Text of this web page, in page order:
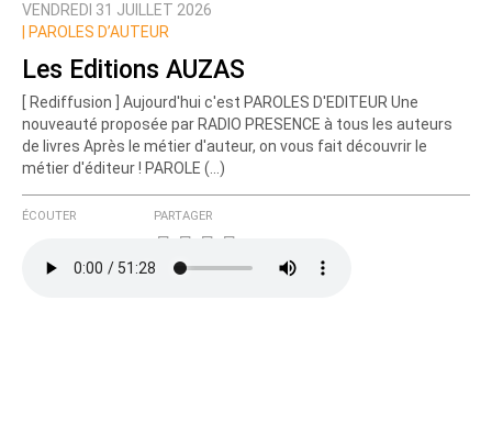
VENDREDI 31 JUILLET 2026
PAROLES D’AUTEUR
Les Editions AUZAS
[ Rediffusion ] Aujourd'hui c'est PAROLES D'EDITEUR Une
nouveauté proposée par RADIO PRESENCE à tous les auteurs
de livres Après le métier d'auteur, on vous fait découvrir le
métier d'éditeur ! PAROLE (…)
ÉCOUTER PARTAGER